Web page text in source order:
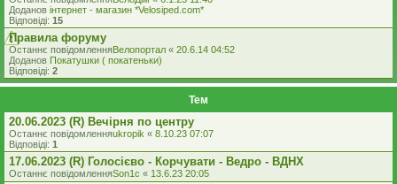
Доданов iнтернет - магазин *Velosiped.com*
Відповіді: 15
Правила форуму
Останнє повідомленняВелопортал « 20.6.14 04:52
Доданов Покатушки ( покатеньки)
Відповіді: 2
Тем
20.06.2023 (R) Вечірня по центру
Останнє повідомленняukropik « 8.10.23 07:07
Відповіді: 1
17.06.2023 (R) Голосієво - Корчувати - Ведро - ВДНХ
Останнє повідомленняSon1c « 13.6.23 20:05